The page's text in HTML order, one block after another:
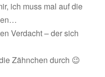
ich muss mal auf die
Verdacht – der sich
Zähnchen durch 😉